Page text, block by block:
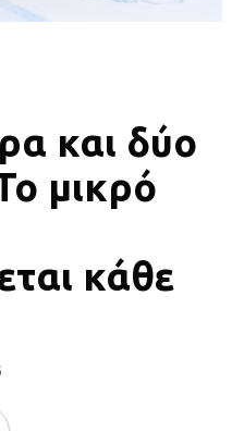
και δύο
μικρό
κάθε